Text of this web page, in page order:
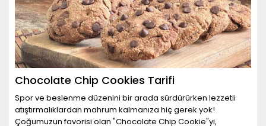
Chocolate Chip Cookies Tarifi
Spor ve beslenme düzenini bir arada sürdürürken lezzetli
atıştırmalıklardan mahrum kalmanıza hiç gerek yok!
Çoğumuzun favorisi olan "Chocolate Chip Cookie"yi,